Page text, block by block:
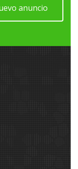
anuncio